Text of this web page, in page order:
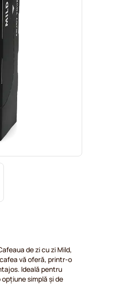
de zi cu zi Mild,
vă oferă, printr-o
Ideală pentru
simplă și de